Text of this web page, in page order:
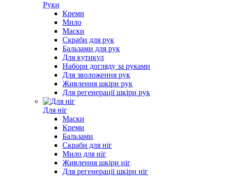
Руки
Креми
Мило
Маски
Скраби для рук
Бальзами для рук
Для кутикул
Набори догляду за руками
Для зволоження рук
Живлення шкіри рук
Для регенерації шкіри рук
Для ніг
Маски
Креми
Бальзами
Скраби для ніг
Мило для ніг
Живлення шкіри ніг
Для регенерації шкіри ніг